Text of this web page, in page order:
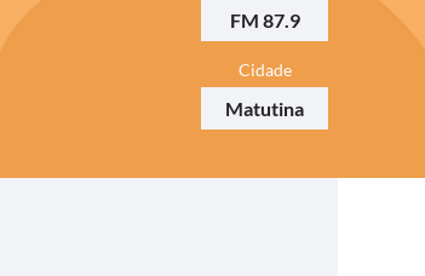
FM 87.9
Cidade
Matutina